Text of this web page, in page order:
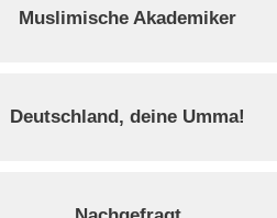
Muslimische Akademiker
Deutschland, deine Umma!